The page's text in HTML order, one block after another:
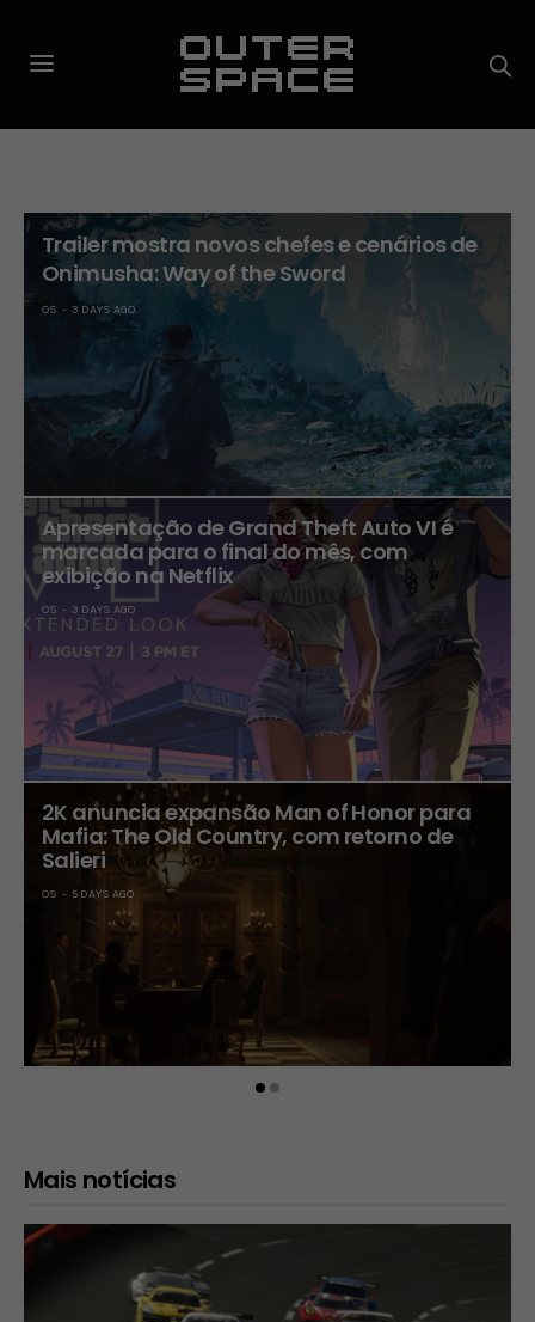
Trailer mostra novos chefes e cenários de
Onimusha: Way of the Sword
OS 3 DAYS AGO
Apresentação de Grand Theft Auto VI é
marcada para o final do mês, com
exibição na Netflix
OS 3 DAYS AGO
2K anuncia expansão Man of Honor para
Mafia: The Old Country, com retorno de
Salieri
OS 5 DAYS AGO
Mais notícias